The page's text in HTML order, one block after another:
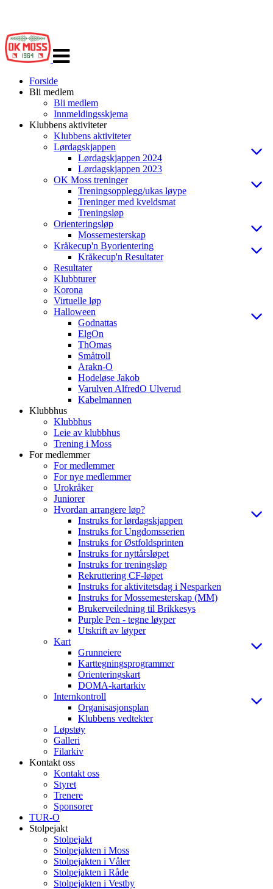
navigasjon
Forside
Bli medlem
Bli medlem
Innmeldingsskjema
Klubbens aktiviteter
Klubbens aktiviteter
Lørdagskjappen
Lørdagskjappen 2024
Lørdagskjappen 2023
OK Moss treninger
Treningsopplegg/ukas løype
Treninger med kveldsmat
Treningsløp
Orienteringsløp
Mossemesterskap
Kråkecup'n Byorientering
Kråkecup'n Resultater
Resultater
Klubbturer
Korona
Virtuelle løp
Halloween
Godnattas
ElgOn
ThOmas
Småtroll
Arakn-O
Hodeløse Jakob
Varulven AlfredO Ulverud
Kabelmannen
Klubbhus
Klubbhus
Leie av klubbhus
Trening i Moss
For medlemmer
For medlemmer
For nye medlemmer
Urokråker
Juniorer
Hvordan arrangere løp?
Instruks for lørdagskjappen
Instruks for Ungdomsserien
Instruks for Østfoldsprinten
Instruks for nyttårsløpet
Instruks for treningsløp
Rekruttering CF-løpet
Instruks for aktivitetsdag i Nesparken
Instruks for Mossemesterskap (MM)
Brukerveiledning til Brikkesys
Purple Pen - tegne løyper
Utskrift av løyper
Kart
Grunneiere
Karttegningsprogrammer
Orienteringskart
DOMA-kartarkiv
Internkontroll
Organisasjonsplan
Klubbens vedtekter
Løpstøy
Galleri
Filarkiv
Kontakt oss
Kontakt oss
Styret
Trenere
Sponsorer
TUR-O
Stolpejakt
Stolpejakt
Stolpejakten i Moss
Stolpejakten i Våler
Stolpejakten i Råde
Stolpejakten i Vestby